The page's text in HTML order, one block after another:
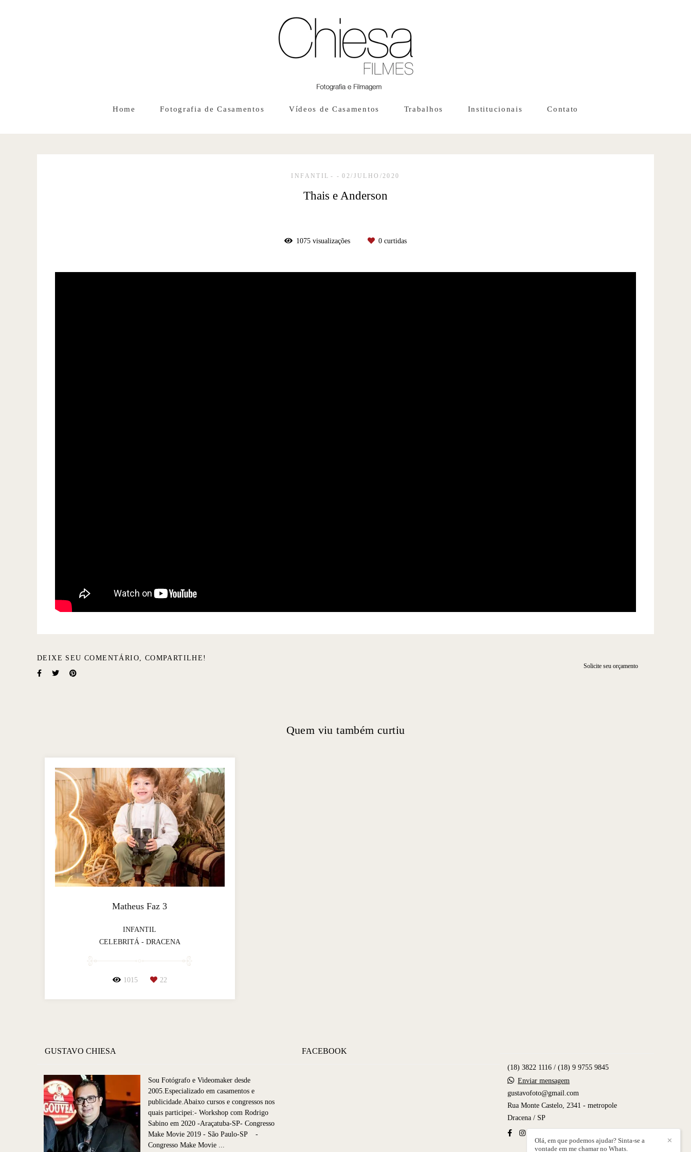
Home Fotografia de Casamentos Vídeos de Casamentos Trabalhos Institucionais Contato
INFANTIL 02/JULHO/2020
Thais e Anderson
1075 visualizações 0 curtidas
DEIXE SEU COMENTÁRIO, COMPARTILHE!
Solicite seu orçamento
Quem viu também curtiu
Matheus Faz 3
INFANTIL
CELEBRITÁ - DRACENA
1015 22
GUSTAVO CHIESA
Sou Fotógrafo e Videomaker desde
2005.Especializado em casamentos e
publicidade.Abaixo cursos e congressos nos
quais participei:- Workshop com Rodrigo
Sabino em 2020 -Araçatuba-SP- Congresso
Make Movie 2019 - São Paulo-SP -
Congresso Make Movie ...
FACEBOOK
(18) 3822 1116 / (18) 9 9755 9845
Enviar mensagem
gustavofoto@gmail.com
Rua Monte Castelo, 2341 - metropole
Dracena / SP
✕
Olá, em que podemos ajudar? Sinta-se a
vontade em me chamar no Whats.